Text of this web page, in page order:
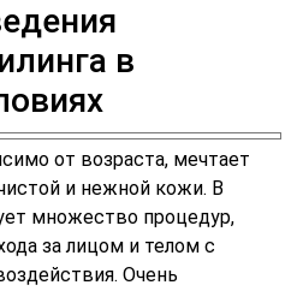
ВРАЧИ в
от возраста, мечтает
и нежной кожи. В
множество процедур,
за лицом и телом с
Очень